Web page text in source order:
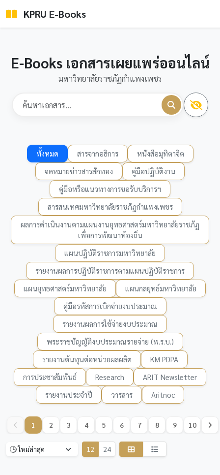
KPRU E-Books
E-Books เอกสารเผยแพร่ออนไลน์
มหาวิทยาลัยราชภัฏกำแพงเพชร
ทั้งหมด สารจากอธิการ
หนังสือมุทิตาจิต
จดหมายข่าวสารสักทอง
คู่มือปฏิบัติงาน
คู่มือหรือแนวทางการขอรับบริการฯ
สารสนเทศมหาวิทยาลัยราชภัฏกำแพงเพชร
ผลการดำเนินงานตามแผนงานยุทธศาสตร์มหาวิทยาลัยราชภัฏ
เพื่อการพัฒนาท้องถิ่น
แผนปฏิบัติราชการมหาวิทยาลัย
รายงานผลการปฏิบัติราชการตามแผนปฏิบัติราชการ
แผนยุทธศาสตร์มหาวิทยาลัย
แผนกลยุทธ์มหาวิทยาลัย
คู่มือรหัสการเบิกจ่ายงบประมาณ
รายงานผลการใช้จ่ายงบประมาณ
พระราชบัญญัติงบประมาณรายจ่าย (พ.ร.บ.)
รายงานต้นทุนต่อหน่วยผลผลิต
KM PDPA
การประชาสัมพันธ์
Research
ARIT Newsletter
รายงานประจำปี
วารสาร Aritnoc
1 2 3 4 5 6 7 8 9 10
12 24